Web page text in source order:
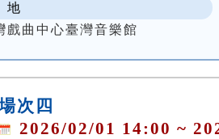
地
戲曲中心臺灣音樂館
次四
2026/02/01 14:00 ~